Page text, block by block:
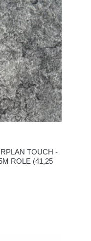
TOUCH -
ROLE (41,25